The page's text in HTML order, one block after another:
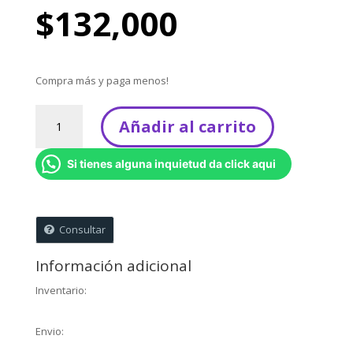
$132,000
Compra más y paga menos!
pareja
-
Mr
Mrs
cantidad
Añadir al carrito
Si tienes alguna inquietud da click aqui
Consultar
Información adicional
Inventario:
Envio: